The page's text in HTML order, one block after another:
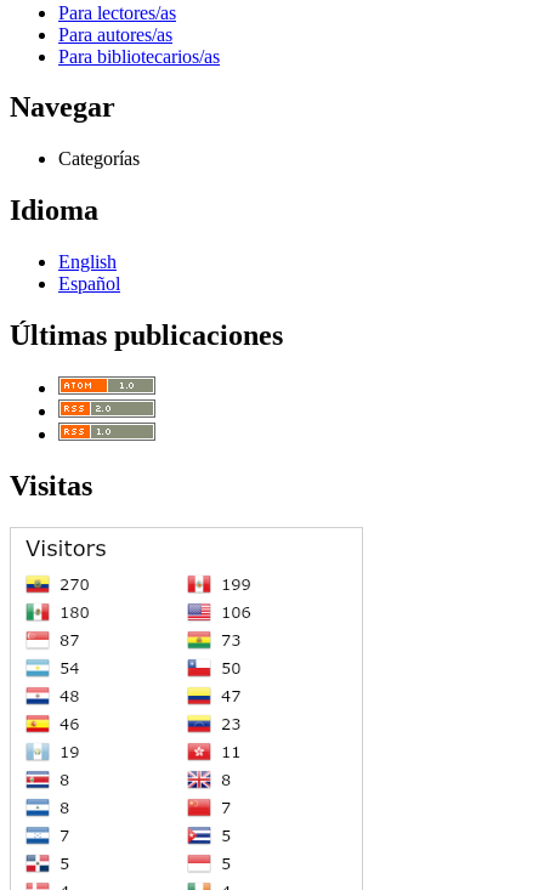
Para lectores/as
Para autores/as
Para bibliotecarios/as
Navegar
Categorías
Idioma
English
Español
Últimas publicaciones
Visitas